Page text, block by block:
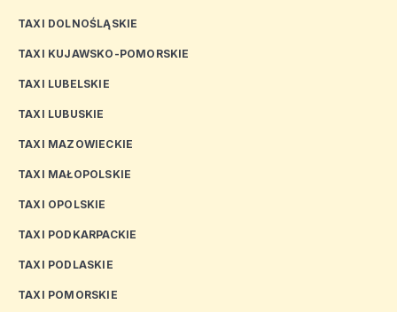
TAXI DOLNOŚLĄSKIE
TAXI KUJAWSKO-POMORSKIE
TAXI LUBELSKIE
TAXI LUBUSKIE
TAXI MAZOWIECKIE
TAXI MAŁOPOLSKIE
TAXI OPOLSKIE
TAXI PODKARPACKIE
TAXI PODLASKIE
TAXI POMORSKIE